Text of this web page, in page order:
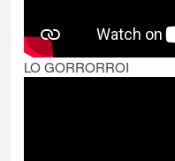
LO GORRORROI